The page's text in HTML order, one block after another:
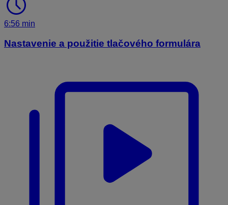
6:56 min
Nastavenie a použitie tlačového formulára